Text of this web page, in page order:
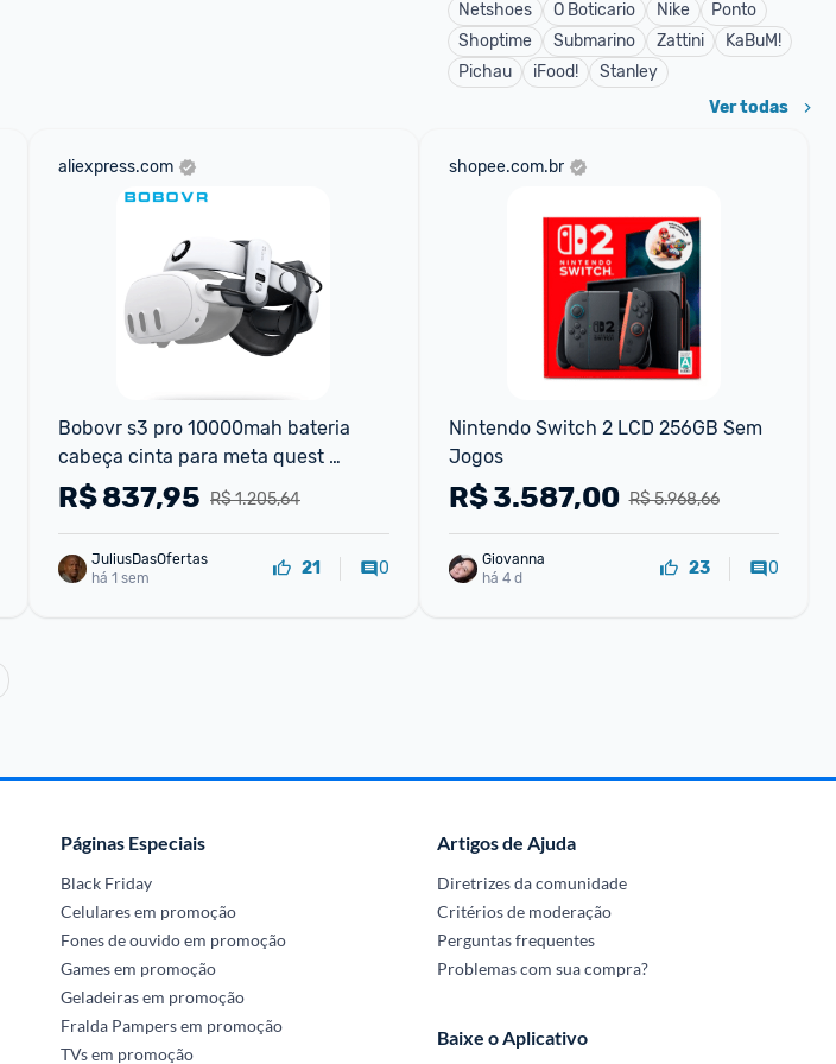
Netshoes
O Boticario Nike
Ponto
Shoptime
Submarino Zattini
KaBuM!
Pichau
iFood! Stanley
Ver todas
aliexpress.com
Bobovr s3 pro 10000mah bateria
cabeça cinta para meta quest
3quest 3s com cabeça ar
condicionado vr acessórios melho
R$ 1.205,64
R$837,95
JuliusDasOfertas
há 1 sem
21 0
shopee.com.br
Nintendo Switch 2 LCD 256GB Sem
Jogos
R$ 5.968,66
R$3.587,00
Giovanna
há 4 d
23 0
Páginas Especiais
Black Friday
Celulares em promoção
Fones de ouvido em promoção
Games em promoção
Geladeiras em promoção
Fralda Pampers em promoção
TVs em promoção
Artigos de Ajuda
Diretrizes da comunidade
Critérios de moderação
Perguntas frequentes
Problemas com sua compra?
Baixe o Aplicativo